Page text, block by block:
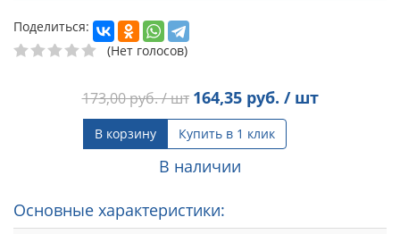
Поделиться:
(Нет голосов)
173,00руб. / шт 164,35руб. / шт
В корзину Купить в 1 клик
В наличии
Основные характеристики: